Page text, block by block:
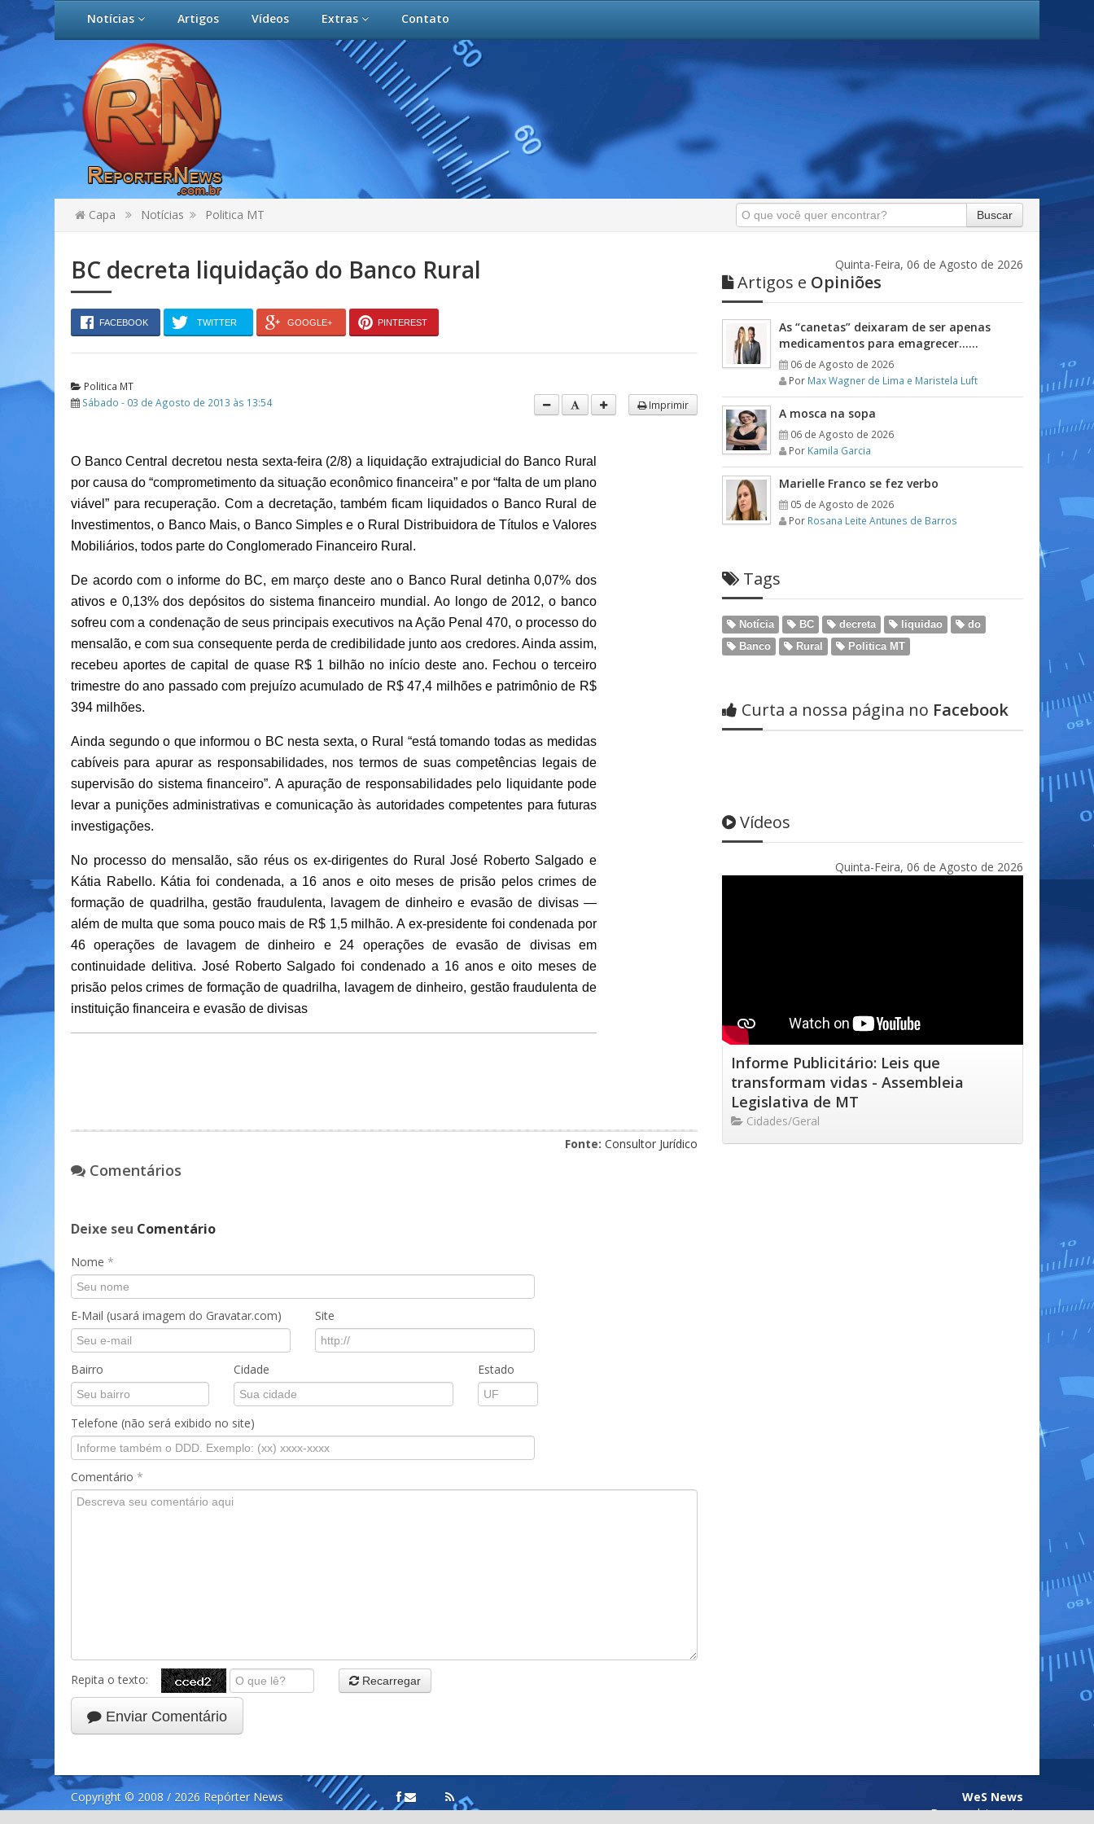
Notícias Artigos Vídeos Extras Contato
Capa Notícias Politica MT Buscar
BC decreta liquidação do Banco Rural
FACEBOOK TWITTER GOOGLE+ PINTEREST
Politica MT
Sábado - 03 de Agosto de 2013 às 13:54
Imprimir
O Banco Central decretou nesta sexta-feira (2/8) a liquidação extrajudicial do Banco Rural
por causa do “comprometimento da situação econômico financeira” e por “falta de um plano
viável” para recuperação. Com a decretação, também ficam liquidados o Banco Rural de
Investimentos, o Banco Mais, o Banco Simples e o Rural Distribuidora de Títulos e Valores
Mobiliários, todos parte do Conglomerado Financeiro Rural.
De acordo com o informe do BC, em março deste ano o Banco Rural detinha 0,07% dos
ativos e 0,13% dos depósitos do sistema financeiro mundial. Ao longo de 2012, o banco
sofreu com a condenação de seus principais executivos na Ação Penal 470, o processo do
mensalão, e com sua consequente perda de credibilidade junto aos credores. Ainda assim,
recebeu aportes de capital de quase R$ 1 bilhão no início deste ano. Fechou o terceiro
trimestre do ano passado com prejuízo acumulado de R$ 47,4 milhões e patrimônio de R$
394 milhões.
Ainda segundo o que informou o BC nesta sexta, o Rural “está tomando todas as medidas
cabíveis para apurar as responsabilidades, nos termos de suas competências legais de
supervisão do sistema financeiro”. A apuração de responsabilidades pelo liquidante pode
levar a punições administrativas e comunicação às autoridades competentes para futuras
investigações.
No processo do mensalão, são réus os ex-dirigentes do Rural José Roberto Salgado e
Kátia Rabello. Kátia foi condenada, a 16 anos e oito meses de prisão pelos crimes de
formação de quadrilha, gestão fraudulenta, lavagem de dinheiro e evasão de divisas —
além de multa que soma pouco mais de R$ 1,5 milhão. A ex-presidente foi condenada por
46 operações de lavagem de dinheiro e 24 operações de evasão de divisas em
continuidade delitiva. José Roberto Salgado foi condenado a 16 anos e oito meses de
prisão pelos crimes de formação de quadrilha, lavagem de dinheiro, gestão fraudulenta de
instituição financeira e evasão de divisas
Fonte: Consultor Jurídico
Comentários
Deixe seu Comentário
Nome *
E-Mail (usará imagem do Gravatar.com) Site
Bairro Cidade Estado
Telefone (não será exibido no site)
Comentário *
Repita o texto: Recarregar
Enviar Comentário
Quinta-Feira, 06 de Agosto de 2026
Artigos e Opiniões
As “canetas” deixaram de ser apenas
medicamentos para emagrecer……
06 de Agosto de 2026
Por Max Wagner de Lima e Maristela Luft
A mosca na sopa
06 de Agosto de 2026
Por Kamila Garcia
Marielle Franco se fez verbo
05 de Agosto de 2026
Por Rosana Leite Antunes de Barros
Tags
Notícia BC decreta liquidao
do
Banco
Rural Politica MT
Curta a nossa página no Facebook
Vídeos
Quinta-Feira, 06 de Agosto de 2026
Informe Publicitário: Leis que
transformam vidas - Assembleia
Legislativa de MT
Cidades/Geral
Copyright © 2008 / 2026 Repórter News
WeS News
Desenvolvimento